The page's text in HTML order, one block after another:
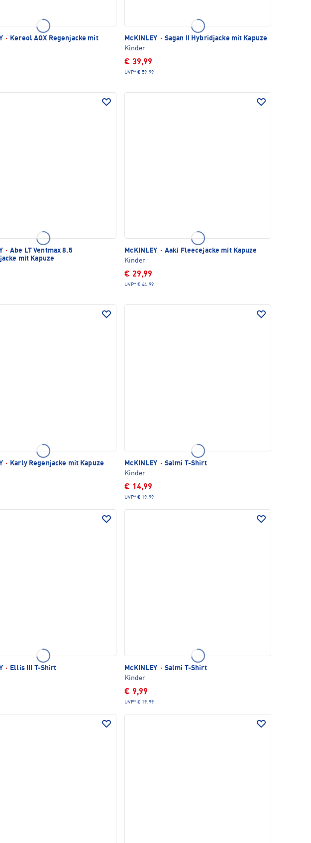
·
Kereol AQX Regenjacke mit
McKINLEY · Sagan II Hybridjacke mit Kapuze
Kinder
€ 39,99
UVP* € 59,99
· Abe LT Ventmax 8.5
mit Kapuze
McKINLEY · Aaki Fleecejacke mit Kapuze
Kinder
€ 29,99
UVP* € 44,99
·
Karly Regenjacke mit Kapuze
McKINLEY · Salmi T-Shirt
Kinder
€ 14,99
UVP* € 19,99
·
Ellis III T-Shirt
McKINLEY · Salmi T-Shirt
Kinder
€ 9,99
UVP* € 19,99